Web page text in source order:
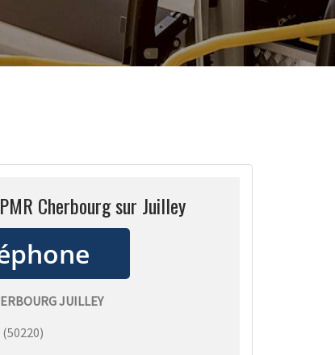
Cherbourg sur Juilley
JUILLEY
(50220)